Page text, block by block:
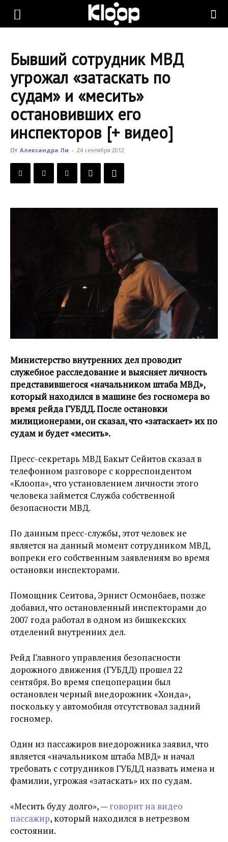
KLOOP.KG
Новости
Кыргызстана
Бывший сотрудник МВД
угрожал «затаскать по
судам» и «месить»
остановивших его
инспекторов [+ видео]
От Александра Ли - 24 сентября 2012
Министерство внутренних дел проводит
служебное расследование и выясняет личность
представившегося «начальником штаба МВД»,
который находился в машине без госномера во
время рейда ГУБДД. После остановки
милиционерами, он сказал, что «затаскает» их по
судам и будет «месить».
Пресс-секретарь МВД Бакыт Сейитов сказал в
телефонном разговоре с корреспондентом
«Клоопа», что установлением личности этого
человека займется Служба собственной
безопасности МВД.
По данным пресс-службы, этот человек не
является на данный момент сотрудником МВД,
вопреки его собственным заявлениям во время
остановки инспекторами.
Помощник Сеитова, Эрнист Осмонбаев, позже
добавил, что остановленный инспекторами до
2007 года работал в одном из бишкекских
отделений внутренних дел.
Рейд Главного управления безопасности
дорожного движения (ГУБДД) прошел 22
сентября. Во время спецоперации был
остановлен черный внедорожник «Хонда»,
поскольку у автомобиля отсутствовал задний
госномер.
Один из пассажиров внедорожника заявил, что
является «начальником штаба МВД» и начал
требовать с сотрудников ГУБДД назвать имена и
фамилии, угрожая «затаскать» их по судам.
«Месить буду долго», — говорит на видео
пассажир, который находился в нетрезвом
состоянии.